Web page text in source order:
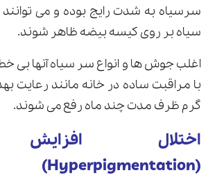
سرسیاه به شدت رایج بوده و می
سیاه بر روی کیسه بیضه ظاهر شوند.
اغلب جوش ها و انواع سر سیاه آنها بی
با مراقبت ساده در خانه مانند رعایت
گرم ظرف مدت چند ماه رفع می شوند.
اختلال افزایش
(Hyperpigmentation)